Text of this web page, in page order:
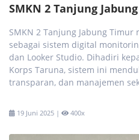
SMKN 2 Tanjung
SMKN 2 Tanjung Jabung Timur
sebagai sistem digital
dan Looker Studio. Dihadiri
Korps Taruna, sistem ini
transparan, dan manajemen
19 Juni 2025 | 400x